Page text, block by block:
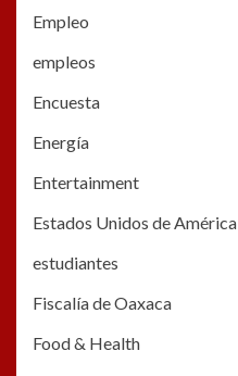
Empleo
empleos
Encuesta
Energía
Entertainment
Estados Unidos de América
estudiantes
Fiscalía de Oaxaca
Food & Health